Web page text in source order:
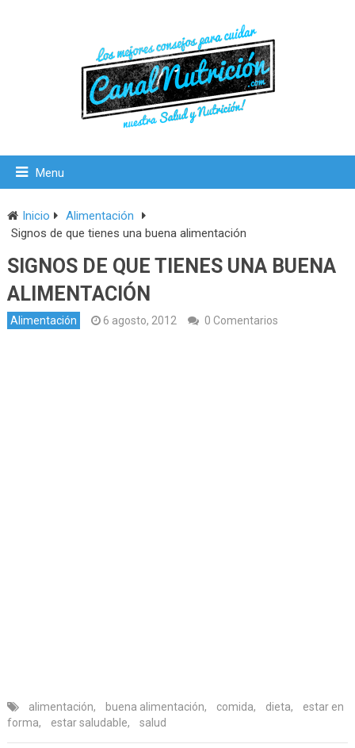
Menu
Inicio
Alimentación
Signos de que tienes una buena alimentación
SIGNOS DE QUE TIENES UNA BUENA
ALIMENTACIÓN
Alimentación 6 agosto, 2012 0 Comentarios
alimentación, buena alimentación, comida, dieta,
estar en
forma, estar saludable, salud